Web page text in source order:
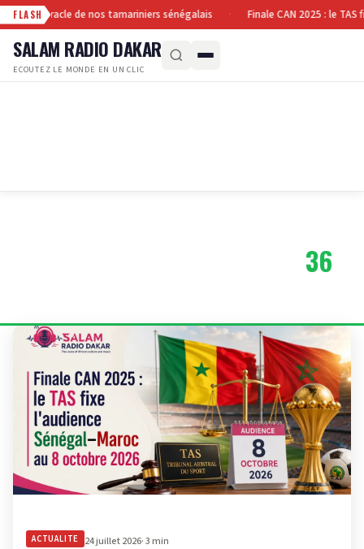
FLASH
fruit miracle de nos tamariniers sénégalais Finale CAN 2025 : le TAS
SALAM RADIO DAKAR
ECOUTEZ LE MONDE EN UN CLIC
36
ACTUALITE 24 juillet 2026· 3 min